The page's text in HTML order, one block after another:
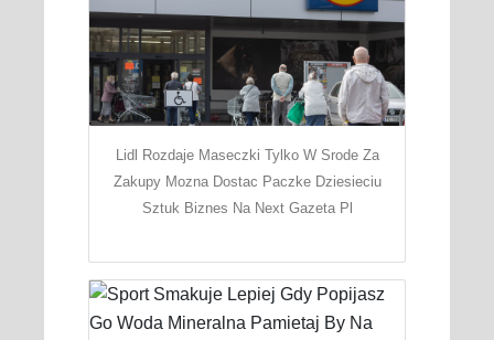
Lidl Rozdaje Maseczki Tylko W Srode Za
Zakupy Mozna Dostac Paczke Dziesieciu
Sztuk Biznes Na Next Gazeta Pl